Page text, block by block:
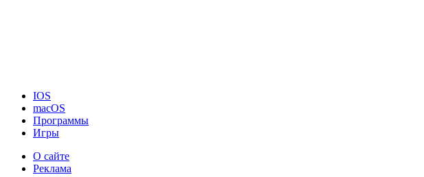
IOS
macOS
Программы
Игры
О сайте
Реклама